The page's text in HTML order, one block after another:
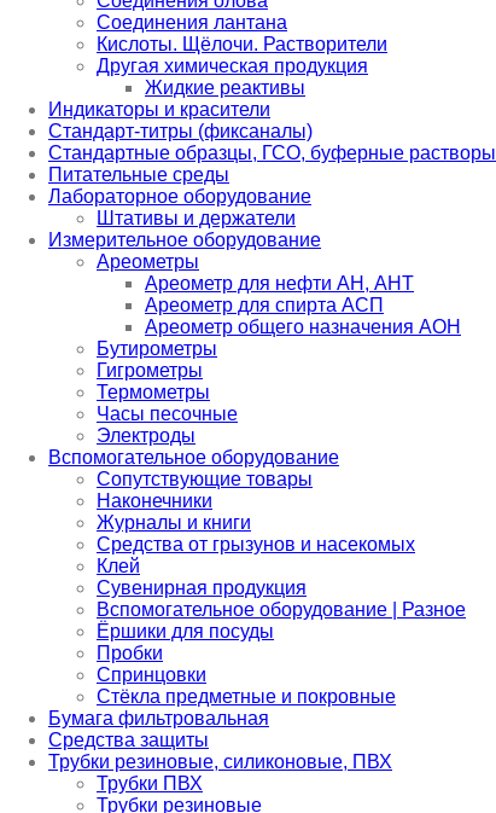
Соединения лантана
Кислоты. Щёлочи. Растворители
Другая химическая продукция
Жидкие реактивы
Индикаторы и красители
Стандарт-титры (фиксаналы)
Стандартные образцы, ГСО, буферные растворы
Питательные среды
Лабораторное оборудование
Штативы и держатели
Измерительное оборудование
Ареометры
Ареометр для нефти АН, АНТ
Ареометр для спирта АСП
Ареометр общего назначения АОН
Бутирометры
Гигрометры
Термометры
Часы песочные
Электроды
Вспомогательное оборудование
Сопутствующие товары
Наконечники
Журналы и книги
Средства от грызунов и насекомых
Клей
Сувенирная продукция
Вспомогательное оборудование | Разное
Ёршики для посуды
Пробки
Спринцовки
Стёкла предметные и покровные
Бумага фильтровальная
Средства защиты
Трубки резиновые, силиконовые, ПВХ
Трубки ПВХ
Трубки резиновые